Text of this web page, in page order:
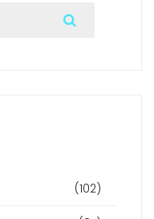
(102)